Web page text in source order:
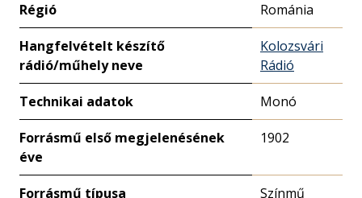
Régió Románia
Hangfelvételt készítő
rádió/műhely neve
Kolozsvári
Rádió
Technikai adatok Monó
Forrásmű első megjelenésének
éve
1902
Forrásmű típusa Színmű